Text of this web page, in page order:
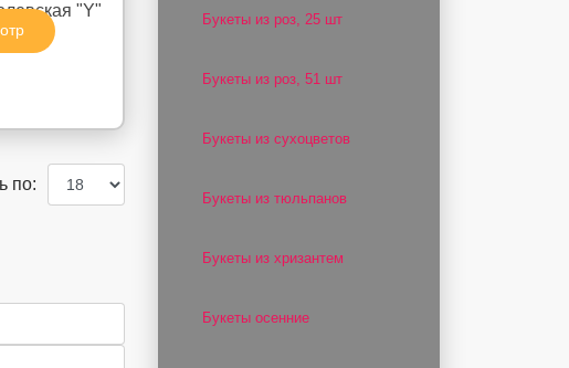
"Y"
по:
Букеты из роз, 25 шт
Букеты из роз, 51 шт
Букеты из сухоцветов
Букеты из тюльпанов
Букеты из хризантем
Букеты осенние